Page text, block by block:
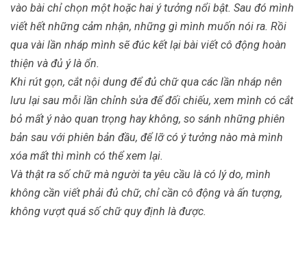
vào bài chỉ chọn một hoặc hai ý tưởng nổi bật. Sau đó mình
viết hết những cảm nhận, những gì mình muốn nói ra. Rồi
qua vài lần nháp mình sẽ đúc kết lại bài viết cô động hoàn
thiện và đủ ý là ổn.
Khi rút gọn, cắt nội dung để đủ chữ qua các lần nháp nên
lưu lại sau mỗi lần chỉnh sửa để đối chiếu, xem mình có cắt
bỏ mất ý nào quan trọng hay không, so sánh những phiên
bản sau với phiên bản đầu, để lỡ có ý tưởng nào mà mình
xóa mất thì mình có thể xem lại.
Và thật ra số chữ mà người ta yêu cầu là có lý do, mình
không cần viết phải đủ chữ, chỉ cần cô động và ấn tượng,
không vượt quá số chữ quy định là được.